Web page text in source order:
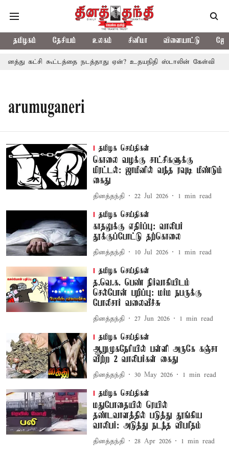
தமிழகம் தேசியம் உலகம் சினிமா விளையாட்டு
கட்சி கூட்டத்தை நடத்தாது ஏன்? உதயநிதி ஸ்டாலின் கேள்வி
arumuganeri
தமிழக செய்திகள்
கொலை வழக்கு சாட்சிகளுக்கு
மிரட்டல்: ஜாமீனில் வந்த ரவுடி மீண்டும்
கைது
தினத்தந்தி 22 Jul 2026 1 min read
தமிழக செய்திகள்
காதலுக்கு எதிர்ப்பு: வாலிபர்
தூக்குப்போட்டு தற்கொலை
தினத்தந்தி 10 Jul 2026 1 min read
தமிழக செய்திகள்
த.வெ.க. பெண் நிர்வாகியிடம்
செல்போன் பறிப்பு: மர்ம நபருக்கு
போலீசார் வலைவீச்சு
தினத்தந்தி 27 Jun 2026 1 min read
தமிழக செய்திகள்
ஆறுமுகநேரியில் பள்ளி அருகே கஞ்சா
விற்ற 2 வாலிபர்கள் கைது
தினத்தந்தி 30 May 2026 1 min read
தமிழக செய்திகள்
மதுபோதையில் ரெயில்
தண்டவாளத்தில் படுத்து தூங்கிய
வாலிபர்: அடுத்து நடந்த விபரீதம்
தினத்தந்தி 28 Apr 2026 1 min read